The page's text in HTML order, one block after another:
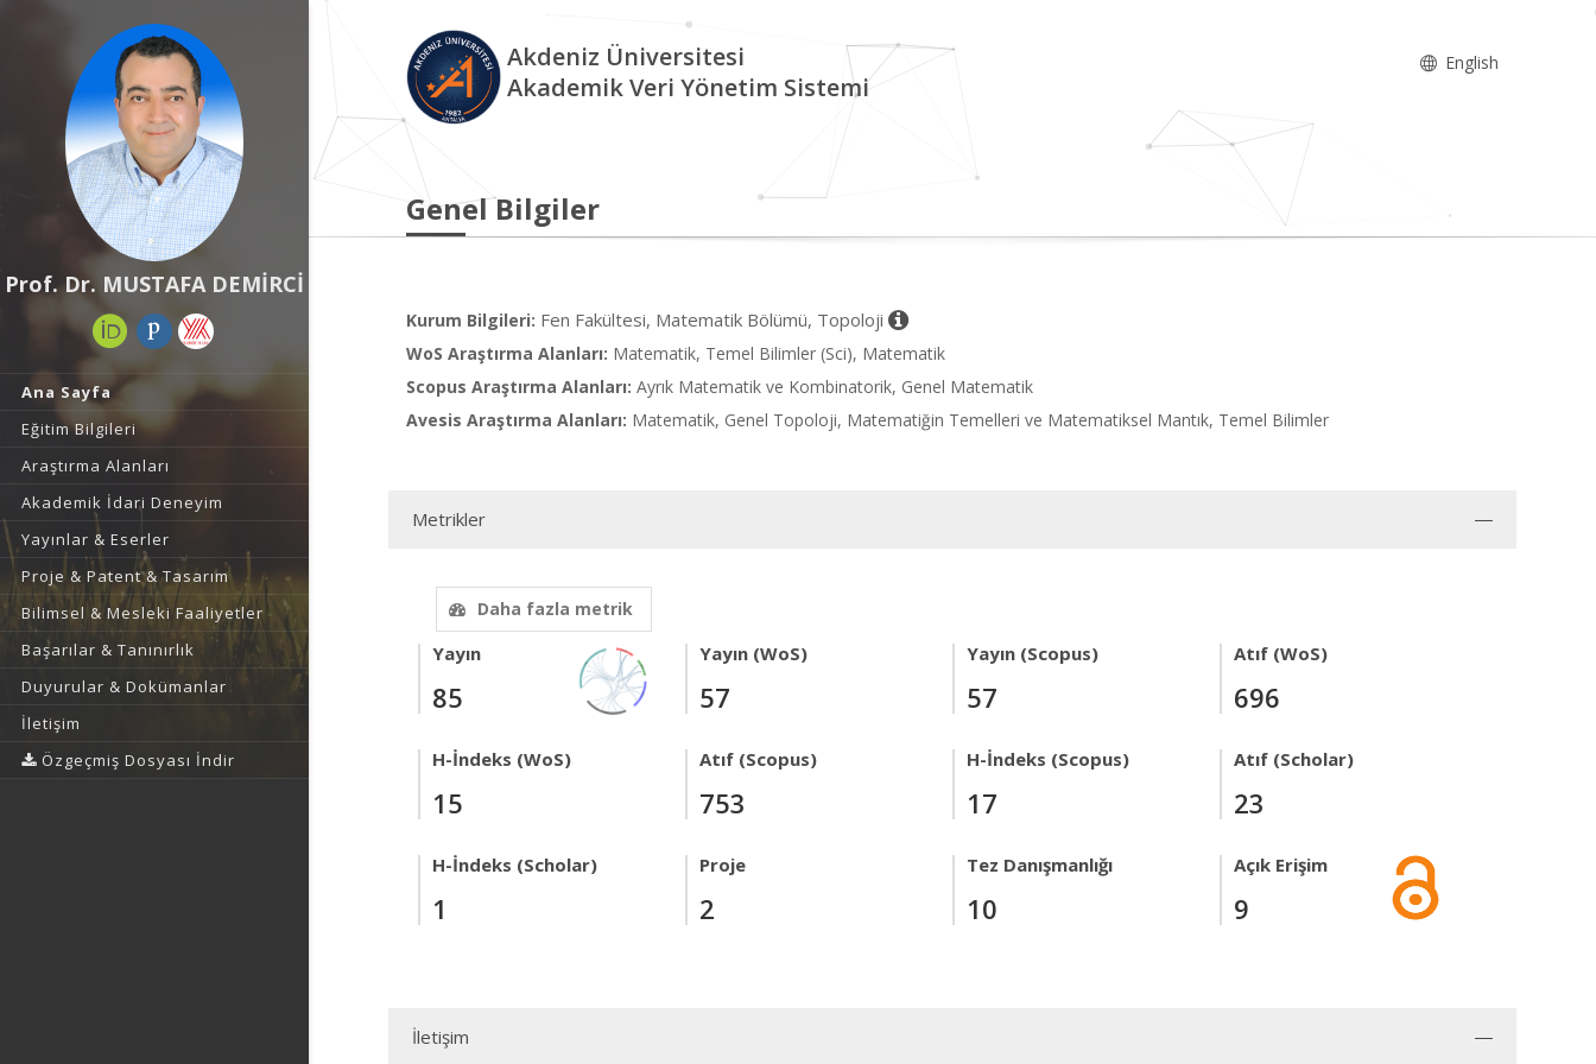
Prof. Dr. MUSTAFA DEMİRCİ
Ana Sayfa
Eğitim Bilgileri
Araştırma Alanları
Akademik İdari Deneyim
Yayınlar & Eserler
Proje & Patent & Tasarım
Bilimsel & Mesleki Faaliyetler
Başarılar & Tanınırlık
Duyurular & Dokümanlar
İletişim
Özgeçmiş Dosyası İndir
Akdeniz Üniversitesi
Akademik Veri Yönetim Sistemi
English
Genel Bilgiler
Kurum Bilgileri: Fen Fakültesi, Matematik Bölümü, Topoloji
WoS Araştırma Alanları: Matematik, Temel Bilimler (Sci), Matematik
Scopus Araştırma Alanları: Ayrık Matematik ve Kombinatorik, Genel Matematik
Avesis Araştırma Alanları: Matematik, Genel Topoloji, Matematiğin Temelleri ve Matematiksel Mantık, Temel Bilimler
Metrikler
Daha fazla metrik
Yayın
85
Yayın (WoS)
57
Yayın (Scopus)
57
Atıf (WoS)
696
H-İndeks (WoS)
15
Atıf (Scopus)
753
H-İndeks (Scopus)
17
Atıf (Scholar)
23
H-İndeks (Scholar)
1
Proje
2
Tez Danışmanlığı
10
Açık Erişim
9
İletişim